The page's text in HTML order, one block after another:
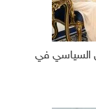
السياسي في